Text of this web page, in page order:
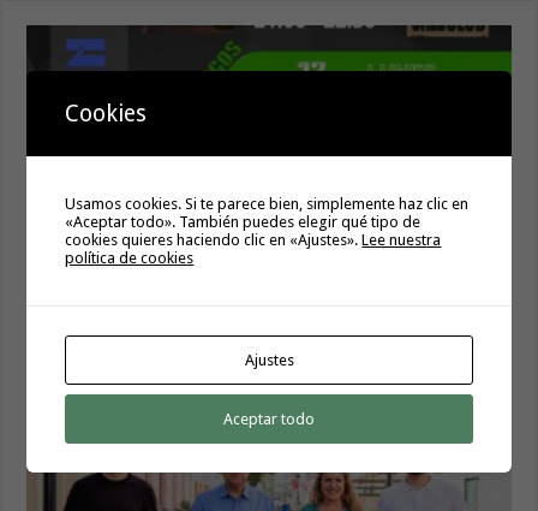
Hermigua presenta «Hermigua Joven III»
6 agosto, 2026
Cookies
Usamos cookies. Si te parece bien, simplemente haz clic en
«Aceptar todo». También puedes elegir qué tipo de
cookies quieres haciendo clic en «Ajustes».Lee nuestra
política de cookies
Ajustes
Aceptar todo